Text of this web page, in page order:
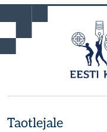
Taotlejale